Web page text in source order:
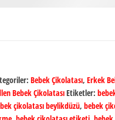
Bebek Çikolatası, Erkek
Bebek ÇikolatasıEtiketler:
çikolatası beylikdüzü, bebek